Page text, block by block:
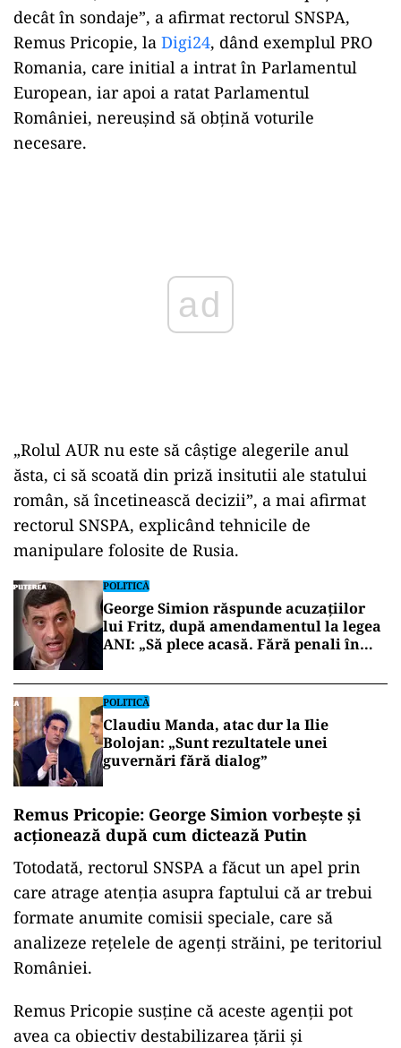
decât în sondaje”, a afirmat rectorul SNSPA,
Remus Pricopie, la Digi24, dând exemplul PRO
Romania, care initial a intrat în Parlamentul
European, iar apoi a ratat Parlamentul
României, nereușind să obțină voturile
necesare.
„Rolul AUR nu este să câștige alegerile anul
ăsta, ci să scoată din priză insitutii ale statului
român, să încetinească decizii”, a mai afirmat
rectorul SNSPA, explicând tehnicile de
manipulare folosite de Rusia.
POLITICĂ
George Simion răspunde acuzațiilor
lui Fritz, după amendamentul la legea
ANI: „Să plece acasă. Fără penali în
POLITICĂ
Claudiu Manda, atac dur la Ilie
Bolojan: „Sunt rezultatele unei
guvernări fără dialog”
Remus Pricopie: George Simion vorbește și
acționează după cum dictează Putin
Totodată, rectorul SNSPA a făcut un apel prin
care atrage atenția asupra faptului că ar trebui
formate anumite comisii speciale, care să
analizeze reţelele de agenţi străini, pe teritoriul
României.
Remus Pricopie susține că aceste agenții pot
avea ca obiectiv destabilizarea ţării şi